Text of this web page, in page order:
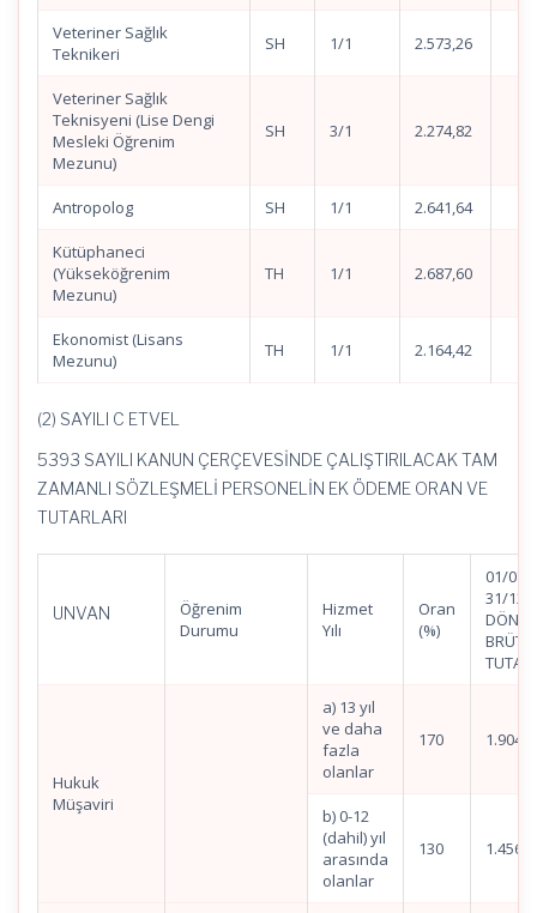
Veteriner Sağlık
Teknikeri
SH 1/1 2.573,26
Veteriner Sağlık
Teknisyeni (Lise Dengi
Mesleki Öğrenim
Mezunu)
SH 3/1 2.274,82
Antropolog SH 1/1 2.641,64
Kütüphaneci
(Yükseköğrenim
Mezunu)
TH 1/1 2.687,60
Ekonomist (Lisans
Mezunu)
TH 1/1 2.164,42
(2) SAYILI C ETVEL
5393 SAYILI KANUN ÇERÇEVESİNDE ÇALIŞTIRILACAK TAM
ZAMANLI SÖZLEŞMELİ PERSONELİN EK ÖDEME ORAN VE
TUTARLARI
UNVAN
Öğrenim
Durumu
Hizmet
Yılı
Oran
(%)
01/07/
31/12/
BRÜT
TUTAR
Hukuk
Müşaviri
a) 13 yıl
ve daha
fazla
olanlar
170
b) 0-12
(dahil) yıl
arasında
olanlar
130